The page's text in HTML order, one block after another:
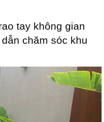
tay không gian
chăm sóc khu